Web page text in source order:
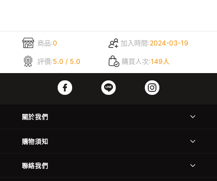
商品:0 加入時間:2024-03-19
評價:5.0 / 5.0 購買人次:149人
關於我們
購物須知
聯絡我們